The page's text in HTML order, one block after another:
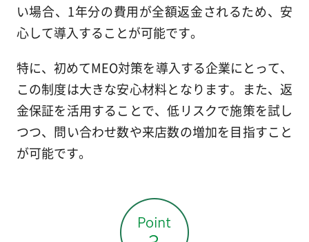
い場合、1年分の費用が全額返金されるため、安
心して導入することが可能です。
特に、初めてMEO対策を導入する企業にとって、
この制度は大きな安心材料となります。また、返
金保証を活用することで、低リスクで施策を試し
つつ、問い合わせ数や来店数の増加を目指すこと
が可能です。